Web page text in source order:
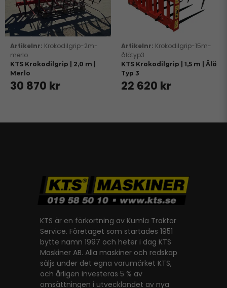
Krokodilgrip-2m-
merlo
KTS Krokodilgrip | 2,0 m |
Merlo
30 870 kr
Krokodilgrip-15m-
ålötyp3
KTS Krokodilgrip | 1,5 m | Ålö
Typ 3
22 620 kr
KTS är en förkortning av Kumla Traktor
Service. Företaget som startades 1951
bytte namn 1997 och heter i dag KTS
Maskiner AB. Alla maskiner och redskap
säljs under det egna varumärket KTS,
och årligen investeras 5 % av
omsättningen i utvecklandet av nya